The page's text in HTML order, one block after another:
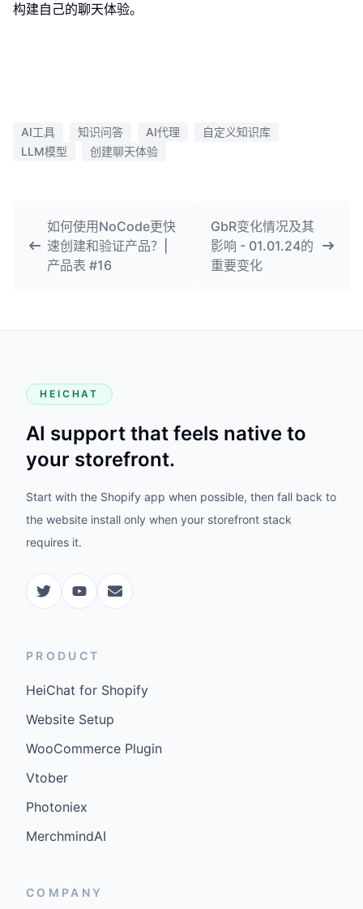
构建自己的聊天体验。
AI工具 知识问答 AI代理
自定义知识库
LLM模型
创建聊天体验
如何使用NoCode更快
速创建和验证产品？|
产品表 #16
GbR变化情况及其
影响 - 01.01.24的
重要变化
HEICHAT
AI support that feels native to
your storefront.
Start with the Shopify app when possible, then fall back to
the website install only when your storefront stack
requires it.
PRODUCT
HeiChat for Shopify
Website Setup
WooCommerce Plugin
Vtober
Photoniex
MerchmindAI
COMPANY